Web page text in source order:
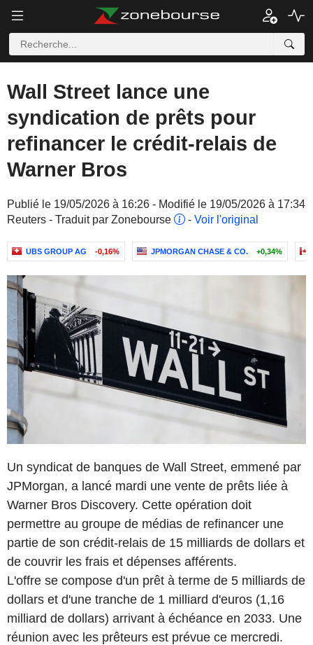
Wall Street lance une
syndication de prêts pour
refinancer le crédit-relais de
Warner Bros
Publié le 19/05/2026 à 16:26 - Modifié le 19/05/2026 à 17:34
Reuters - Traduit par Zonebourse
- Voir l'original
UBS GROUP AG -0,16% JPMORGAN CHASE & CO. +0,34%
Un syndicat de banques de Wall Street, emmené par
JPMorgan, a lancé mardi une vente de prêts liée à
Warner Bros Discovery. Cette opération doit
permettre au groupe de médias de refinancer une
partie de son crédit-relais de 15 milliards de dollars et
de couvrir les frais et dépenses afférents.
L'offre se compose d'un prêt à terme de 5 milliards de
dollars et d'une tranche de 1 milliard d'euros (1,16
milliard de dollars) arrivant à échéance en 2033. Une
réunion avec les prêteurs est prévue ce mercredi.